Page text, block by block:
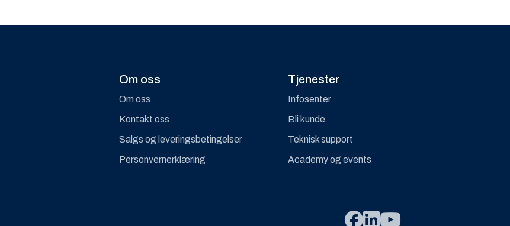
Om oss
Om oss
Kontakt oss
Salgs og leveringsbetingelser
Personvernerklæring
Tjenester
Infosenter
Bli kunde
Teknisk support
Academy og events